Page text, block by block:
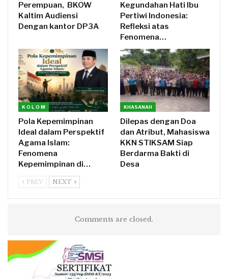
Perempuan, BKOW
Kaltim Audiensi
Dengan kantor DP3A
Kegundahan Hati Ibu
Pertiwi Indonesia:
Refleksi atas
Fenomena…
K O L O M
Pola Kepemimpinan
Ideal dalam Perspektif
Agama Islam:
Fenomena
Kepemimpinan di…
KHASANAH
Dilepas dengan Doa
dan Atribut, Mahasiswa
KKN STIKSAM Siap
Berdarma Bakti di
Desa
PREV NEXT
Comments are closed.